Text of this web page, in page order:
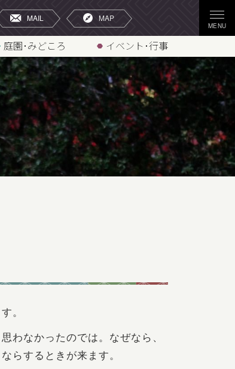
庭園･みどころ イベント･行事
。
わなかったのでは。なぜなら、
らするときが来ます。